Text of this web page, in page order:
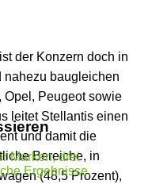
der Konzern doch in
nahezu baugleichen
Opel, Peugeot sowie
leitet Stellantis einen
und damit die
Bereiche, in
(48,5 Prozent),